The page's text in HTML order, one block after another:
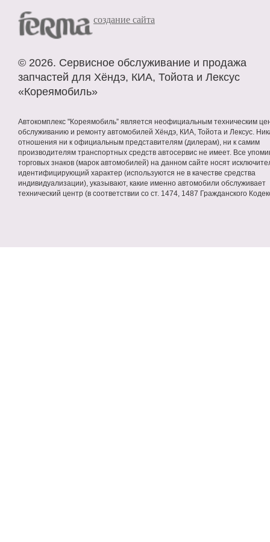
© 2026. Сервисное обслуживание и продажа
запчастей для Хёндэ, КИА, Тойота и Лексус
«Кореямобиль»
cоздание сайта
Автокомплекс "Кореямобиль” является неофициальным техническим
обслуживанию и ремонту автомобилей Хёндэ, КИА, Тойота и Лексус.
отношения ни к официальным представителям (дилерам), ни к самим
производителям транспортных средств автосервис не имеет. Все
торговых знаков (марок автомобилей) на данном сайте носят
идентифицирующий характер (используются не в качестве средства
индивидуализации), указывают, какие именно автомобили обслуживает
технический центр (в соответствии со ст. 1474, 1487 Гражданского